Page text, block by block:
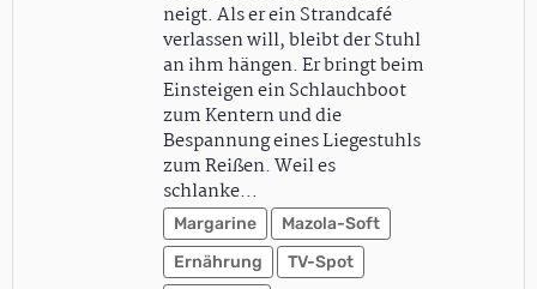
neigt. Als er ein Strandcafé
verlassen will, bleibt der Stuhl
an ihm hängen. Er bringt beim
Einsteigen ein Schlauchboot
zum Kentern und die
Bespannung eines Liegestuhls
zum Reißen. Weil es
schlanke…
Margarine
Mazola-Soft
Ernährung
TV-Spot